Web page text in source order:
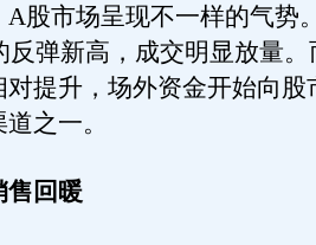
市场呈现不一样的气势
反弹新高，成交明显放量
对提升，场外资金开始向股
之一。
回暖